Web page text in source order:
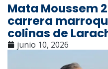
Mata Moussem
carrera
colinas de
junio 10, 2026